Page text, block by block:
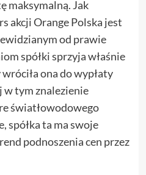
maksymalną. Jak
akcji Orange Polska jest
od prawie
spółki sprzyja właśnie
ona do wypłaty
w tym znalezienie
światłowodowego
spółka ta ma swoje
podnoszenia cen przez